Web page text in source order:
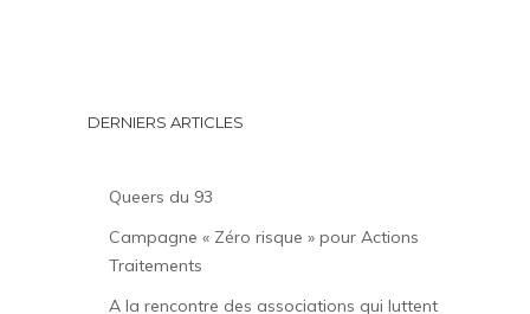
DERNIERS ARTICLES
Queers du 93
Campagne « Zéro risque » pour Actions
Traitements
A la rencontre des associations qui luttent